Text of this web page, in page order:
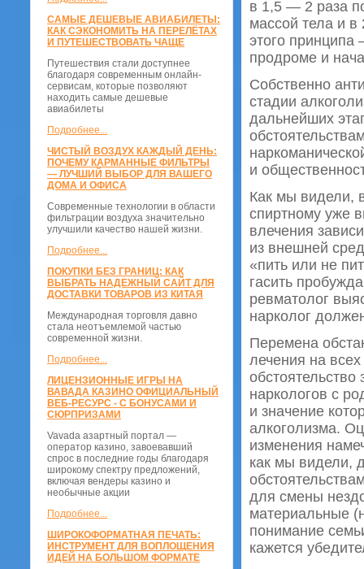
САМЫЕ ДЕШЕВЫЕ АВИАБИЛЕТЫ:
КАК СЭКОНОМИТЬ НА ПЕРЕЛЁТАХ
И ПУТЕШЕСТВОВАТЬ ЧАЩЕ
Путешествия стали доступнее
благодаря современным онлайн-
сервисам, которые позволяют
находить самые дешевые
авиабилеты
Подробнее...
ЧИСТЫЙ ВОЗДУХ КАЖДЫЙ ДЕНЬ:
ПОЧЕМУ КАРМАННЫЕ ФИЛЬТРЫ
— ЛУЧШИЙ ВЫБОР ДЛЯ ВАШЕГО
ДОМА И ОФИСА
Современные технологии в области
фильтрации воздуха значительно
улучшили качество нашей жизни.
Подробнее...
ПОКУПКИ БЕЗ ГРАНИЦ: КАК
ВЫБРАТЬ НАДЕЖНЫЙ САЙТ ДЛЯ
ДОСТАВКИ ТОВАРОВ ИЗ КИТАЯ
Международная торговля давно
стала неотъемлемой частью
современной жизни.
Подробнее...
ЛИЦЕНЗИОННЫЕ ИГРЫ НА
ВАВАДА КАЗИНО ОФИЦИАЛЬНЫЙ
ВЕБ-РЕСУРС - С БОНУСАМИ И
СЮРПРИЗАМИ
Vavada азартный портал —
оператор казино, завоевавший
спрос в последние годы благодаря
широкому спектру предложений,
включая вендеры казино и
необычные акции
Подробнее...
ШИРОКОФОРМАТНАЯ ПЕЧАТЬ:
ИНСТРУМЕНТ ДЛЯ ВОПЛОЩЕНИЯ
ИДЕЙ НА БОЛЬШОМ ФОРМАТЕ
в 1,5 — 2 раза
массой тела и
этого
продроме и
Собственно
стадии
дальнейших
и
Как мы видели,
спиртному уже
влечения
из внешней
«пить или не
гасить
ревматолог
нарколог
Перемена
лечения на
наркологов с
и значение
алкоголизма.
изменения
как мы видели,
для смены
материальные
понимание
кажется